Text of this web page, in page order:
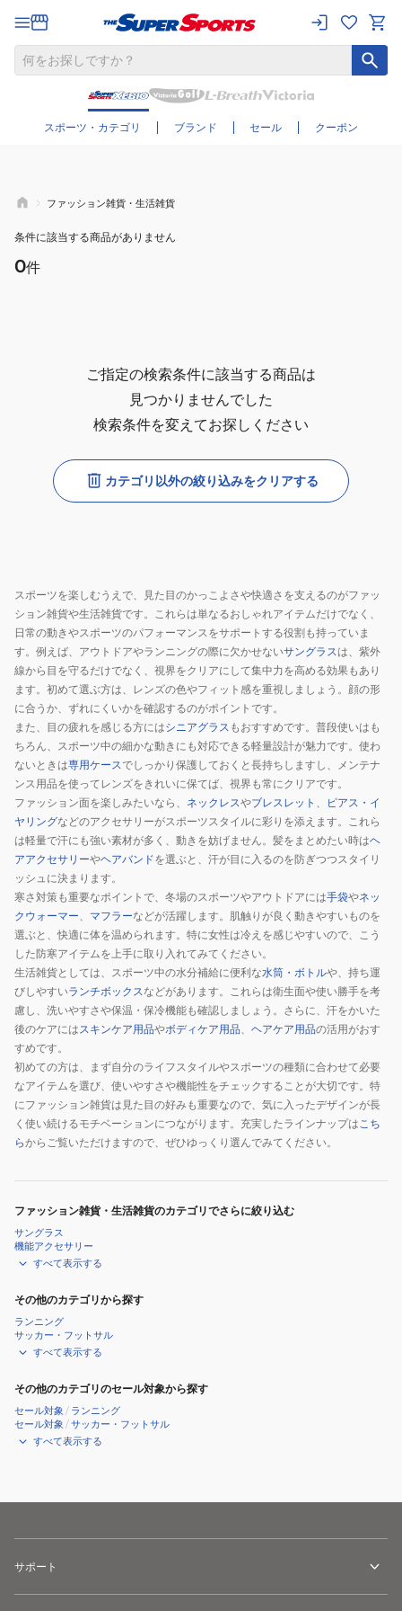
スポーツ・カテゴリ ブランド セール クーポン
さらに絞り込む
ファッション雑貨・生活雑貨
条件に該当する商品がありません
0件
ご指定の検索条件に該当する商品は
見つかりませんでした
検索条件を変えてお探しください
カテゴリ以外の絞り込みをクリアする
スポーツを楽しむうえで、見た目のかっこよさや快適さを支えるのがファッ
ション雑貨や生活雑貨です。これらは単なるおしゃれアイテムだけでなく、
日常の動きやスポーツのパフォーマンスをサポートする役割も持っていま
す。例えば、アウトドアやランニングの際に欠かせないサングラスは、紫外
線から目を守るだけでなく、視界をクリアにして集中力を高める効果もあり
ます。初めて選ぶ方は、レンズの色やフィット感を重視しましょう。顔の形
に合うか、ずれにくいかを確認するのがポイントです。
また、目の疲れを感じる方にはシニアグラス もおすすめです。普段使いはも
ちろん、スポーツ中の細かな動きにも対応できる軽量設計が魅力です。使わ
ないときは専用ケースでしっかり保護しておくと長持ちしますし、メンテナ
ンス用品を使ってレンズをきれいに保てば、視界も常にクリアです。
ファッション面を楽しみたいなら、 ネックレスやブレスレット 、
ピアス・イ
ヤリングなどのアクセサリーがスポーツスタイルに彩りを添えます。これら
は軽量で汗にも強い素材が多く、動きを妨げません。髪をまとめたい時はヘ
アアクセサリーやヘアバンドを選ぶと、汗が目に入るのを防ぎつつスタイリ
ッシュに決まります。
寒さ対策も重要なポイントで、冬場のスポーツやアウトドアには手袋やネッ
クウォーマー、 マフラーなどが活躍します。肌触りが良く動きやすいものを
選ぶと、快適に体を温められます。特に女性は冷えを感じやすいので、こう
した防寒アイテムを上手に取り入れてみてください。
生活雑貨としては、スポーツ中の水分補給に便利な水筒・ボトルや、持ち運
びしやすいランチボックスなどがあります。これらは衛生面や使い勝手を考
慮し、洗いやすさや保温・保冷機能も確認しましょう。さらに、汗をかいた
後のケアにはスキンケア用品やボディケア用品、 ヘアケア用品の活用がおす
すめです。
初めての方は、まず自分のライフスタイルやスポーツの種類に合わせて必要
なアイテムを選び、使いやすさや機能性をチェックすることが大切です。特
にファッション雑貨は見た目の好みも重要なので、気に入ったデザインが長
く使い続けるモチベーションにつながります。充実したラインナップはこち
らからご覧いただけますので、ぜひゆっくり選んでみてください。
ファッション雑貨・生活雑貨のカテゴリでさらに絞り込む
サングラス
機能アクセサリー
すべて表示する
その他のカテゴリから探す
ランニング
サッカー・フットサル
すべて表示する
その他のカテゴリのセール対象から探す
セール対象 / ランニング
セール対象 /サッカー・フットサル
すべて表示する
サポート